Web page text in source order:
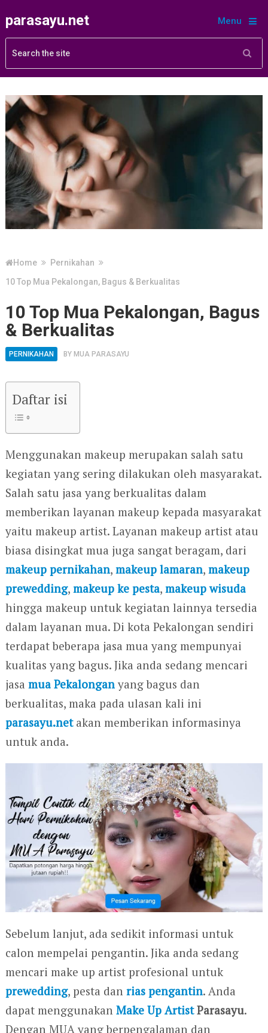
parasayu.net Menu
Home
Pernikahan
10 Top Mua Pekalongan, Bagus & Berkualitas
10 Top Mua Pekalongan, Bagus
& Berkualitas
PERNIKAHAN BY MUA PARASAYU
Daftar isi
Menggunakan makeup merupakan salah satu
kegiatan yang sering dilakukan oleh masyarakat.
Salah satu jasa yang berkualitas dalam
memberikan layanan makeup kepada masyarakat
yaitu makeup artist. Layanan makeup artist atau
biasa disingkat mua juga sangat beragam, dari
makeup pernikahan, makeup lamaran, makeup
prewedding, makeup ke pesta, makeup wisuda
hingga makeup untuk kegiatan lainnya tersedia
dalam layanan mua. Di kota Pekalongan sendiri
terdapat beberapa jasa mua yang mempunyai
kualitas yang bagus. Jika anda sedang mencari
jasa mua Pekalonganyang bagus dan
berkualitas, maka pada ulasan kali ini
parasayu.netakan memberikan informasinya
untuk anda.
Sebelum lanjut, ada sedikit informasi untuk
calon mempelai pengantin. Jika anda sedang
mencari make up artist profesional untuk
prewedding, pesta dan rias pengantin. Anda
dapat menggunakan Make Up ArtistParasayu.
Dengan MUA yang berpengalaman dan